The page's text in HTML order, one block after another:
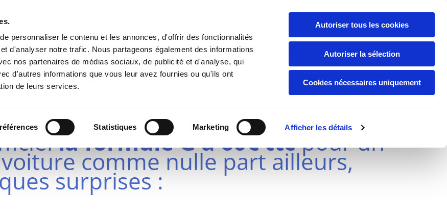
personnaliser le contenu et les annonces, d'offrir des fonctionnalités
d'analyser notre trafic. Nous partageons également des informations
nos partenaires de médias sociaux, de publicité et d'analyse, qui
d'autres informations que vous leur avez fournies ou qu'ils ont
de leurs services.
Statistiques Marketing Afficher les détails
Autoriser tous les cookies
Autoriser la sélection
Cookies nécessaires uniquement
JEROME A NOGENT SUR MARNE
!!!
la formule G a 60€ ttcpour un
comme nulle part ailleurs,
surprises :